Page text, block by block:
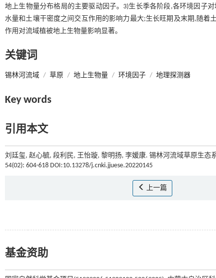
地上生物量分布格局的主要驱动因子。3)生长季各阶段,各环境因子
水量和土壤干密度之间交互作用的影响力最大;生长旺期及末期,随着
作用对流域植被地上生物量影响显著。
关键词
锡林河流域 / 草原 / 地上生物量 / 环境因子 / 地理探测器
Key words
引用本文
刘廷玺, 赵心毓, 段利民, 王怡璇, 黎明扬, 李媛康. 锡林河流域草原生态
54(02): 604-618 DOI:10.13278/j.cnki.jjuese.20220145
上一篇
基金资助